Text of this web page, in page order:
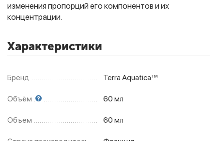
изменения пропорций его компонентов и их
концентрации.
Характеристики
Бренд Terra Aquatica™
Объём 60 мл
Объем 60 мл